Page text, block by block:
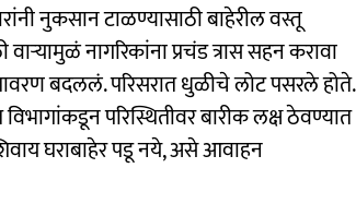
नुकसान टाळण्यासाठी बाहेरील वस्तू
नागरिकांना प्रचंड त्रास सहन करावा
बदललं. परिसरात धुळीचे लोट पसरले होते.
परिस्थितीवर बारीक लक्ष ठेवण्यात
घराबाहेर पडू नये, असे आवाहन